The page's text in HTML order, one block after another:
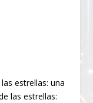
estrellas: una
las estrellas: